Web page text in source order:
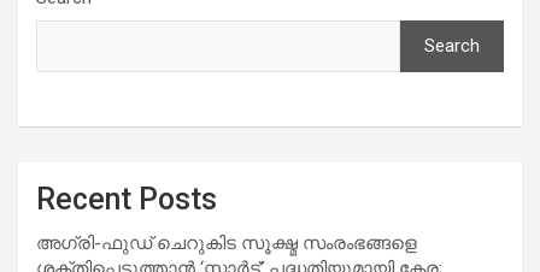
Search
Recent Posts
അഗ്രി-ഫുഡ് ചെറുകിട സൂക്ഷ്മ സംരംഭങ്ങളെ